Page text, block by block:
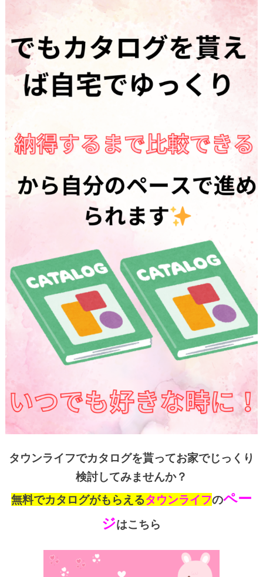
タウンライフでカタログを貰ってお家でじっくり
検討してみませんか？
無料でカタログがもらえるタウンライフのペー
ジはこちら